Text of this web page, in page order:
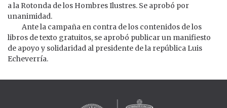
a la Rotonda de los Hombres Ilustres. Se aprobó por
unanimidad.
Ante la campaña en contra de los contenidos de los
libros de texto gratuitos, se aprobó publicar un manifiesto
de apoyo y solidaridad al presidente de la república Luis
Echeverría.